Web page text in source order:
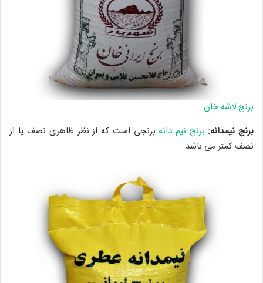
برنج لاشه خان
برنج نیمدانه: برنج نیم دانهبرنجی است که از نظر ظاهری نصف یا از
نصف کمتر می باشد